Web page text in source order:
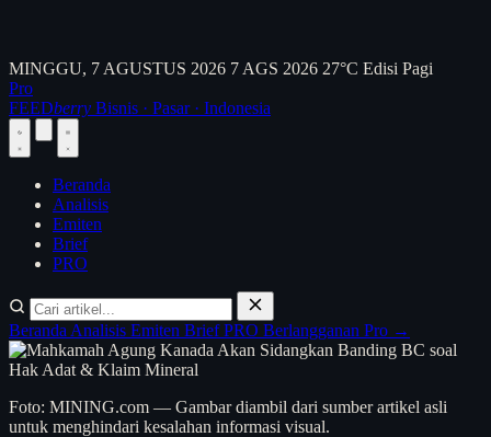
MINGGU, 7 AGUSTUS 2026 7 AGS 2026 27°C Edisi Pagi
Pro
FEEDberry Bisnis · Pasar · Indonesia
Beranda
Analisis
Emiten
Brief
PRO
Beranda Analisis Emiten BriefPRO Berlangganan Pro →
Foto: MINING.com — Gambar diambil dari sumber artikel asli
untuk menghindari kesalahan informasi visual.